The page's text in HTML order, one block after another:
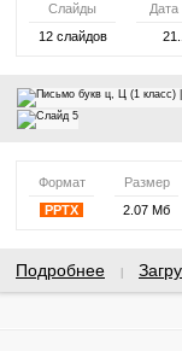
Слайды
Дата
12 слайдов
Формат
Размер
PPTX
2.07 Мб
Подробнее